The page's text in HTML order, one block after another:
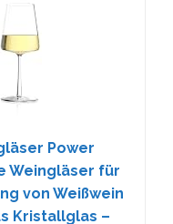
Power
Weingläser für
von Weißwein
Kristallglas –